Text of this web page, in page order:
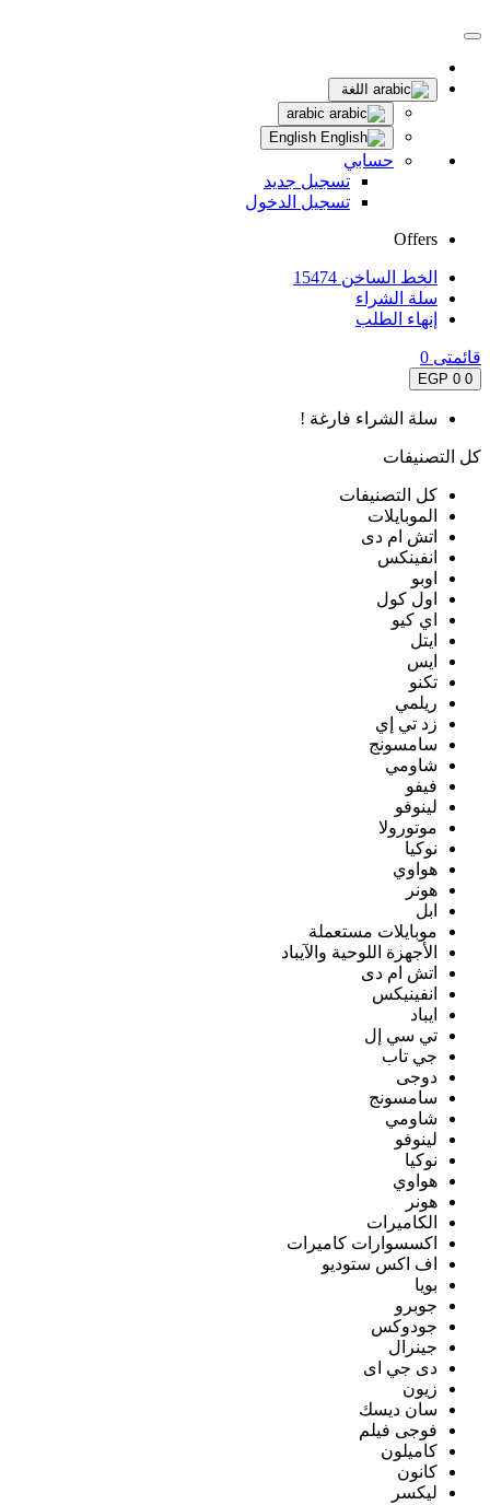
اللغة
حسابي
تسجيل جديد
تسجيل الدخول
Offers
الخط الساخن 15474
سلة الشراء
إنهاء الطلب
قائمتى 0
0
0 EGP
سلة الشراء فارغة !
كل التصنيفات
كل التصنيفات
الموبايلات
اتش ام دى
انفينكس
اوبو
اول كول
اي كيو
ايتل
ايس
تكنو
ريلمي
زد تي إي
سامسونج
شاومي
فيفو
لينوفو
موتورولا
نوكيا
هواوي
هونر
ابل
موبايلات مستعملة
الأجهزة اللوحية والآيباد
اتش ام دى
انفينيكس
ايباد
تي سي إل
جي تاب
دوجى
سامسونج
شاومي
لينوفو
نوكيا
هواوي
هونر
الكاميرات
اكسسوارات كاميرات
اف اكس ستوديو
بويا
جوبرو
جودوكس
جينرال
دى جي اى
زيون
سان ديسك
فوجى فيلم
كاميلون
كانون
ليكسر